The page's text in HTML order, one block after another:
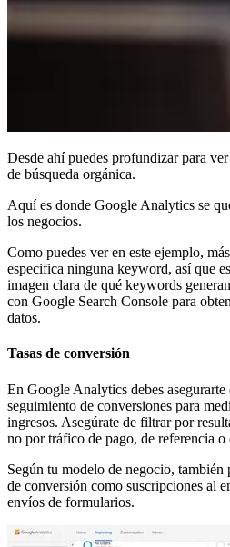
Desde ahí puedes profundizar para
de búsqueda orgánica.
Aquí es donde Google Analytics se
los negocios.
Como puedes ver en este ejemplo,
especifica ninguna keyword, así que
imagen clara de qué keywords
con Google Search Console para
datos.
Tasas de conversión
En Google Analytics debes
seguimiento de conversiones para
ingresos. Asegúrate de filtrar por
no por tráfico de pago, de referencia o
Según tu modelo de negocio, también
de conversión como suscripciones al
envíos de formularios.